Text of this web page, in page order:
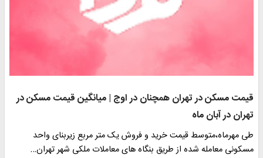
قیمت مسکن در تهران همچنان در اوج | میانگین قیمت مسکن در
تهران در آبان ماه
طی مهرماه،متوسط قیمت خرید و فروش یک متر مربع زیربنای واحد
مسکونی معامله شده از طریق بنگاه های معاملات ملکی شهر تهران…